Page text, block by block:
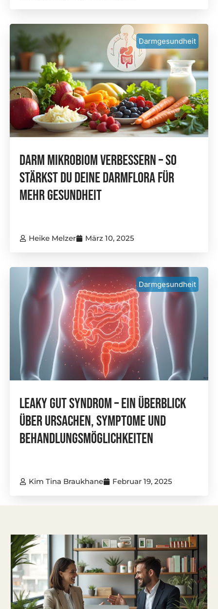
Darmgesundheit
Darm Mikrobiom Verbessern – So
Stärkst Du Deine Darmflora Für
Mehr Gesundheit
Heike Melzer März 10, 2025
Darmgesundheit
Leaky Gut Syndrom – Ein Überblick
Über Ursachen, Symptome Und
Behandlungsmöglichkeiten
Kim Tina Braukhane Februar 19, 2025